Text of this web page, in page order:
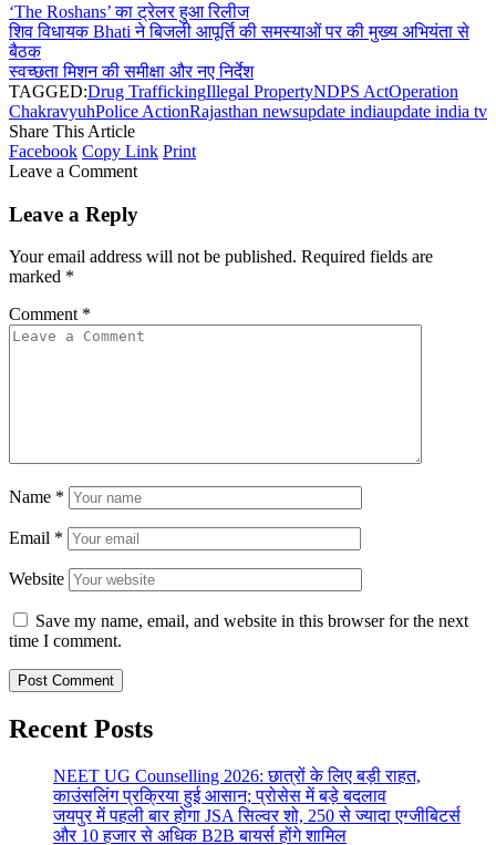
‘The Roshans’ का ट्रेलर हुआ रिलीज
शिव विधायक Bhati ने बिजली आपूर्ति की समस्याओं पर की मुख्य अभियंता से
बैठक
स्वच्छता मिशन की समीक्षा और नए निर्देश
TAGGED:Drug TraffickingIllegal PropertyNDPS ActOperation
ChakravyuhPolice ActionRajasthan newsupdate indiaupdate india tv
Share This Article
Facebook Copy Link Print
Leave a Comment
Leave a Reply
Your email address will not be published. Required fields are
marked *
Comment *
Name *
Email *
Website
Save my name, email, and website in this browser for the next
time I comment.
Recent Posts
NEET UG Counselling 2026: छात्रों के लिए बड़ी राहत,
काउंसलिंग प्रक्रिया हुई आसान; प्रोसेस में बड़े बदलाव
जयपुर में पहली बार होगा JSA सिल्वर शो, 250 से ज्यादा एग्जीबिटर्स
और 10 हजार से अधिक B2B बायर्स होंगे शामिल